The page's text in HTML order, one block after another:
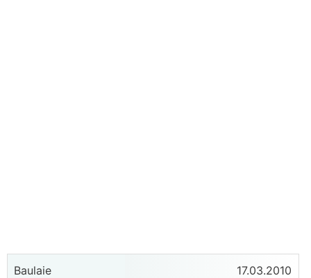
Baulaie 17.03.2010